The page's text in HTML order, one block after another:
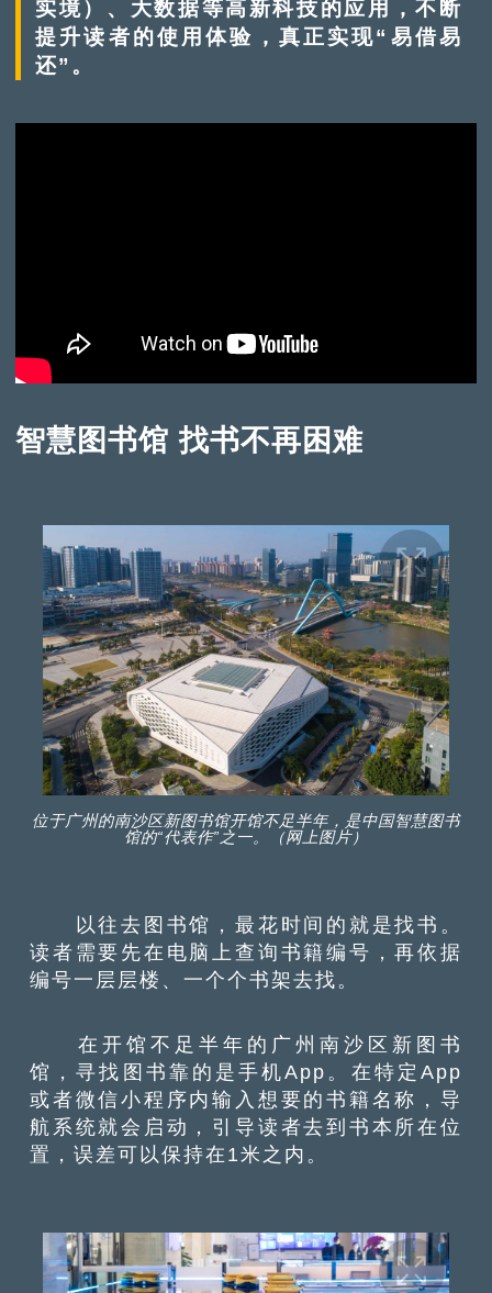
实境）、大数据等高新科技的应用，不断
提升读者的使用体验，真正实现“易借易
还”。
智慧图书馆 找书不再困难
位于广州的南沙区新图书馆开馆不足半年，是中国智慧图书
馆的“代表作”之一。（网上图片）
以往去图书馆，最花时间的就是找书。
读者需要先在电脑上查询书籍编号，再依据
编号一层层楼、一个个书架去找。
在开馆不足半年的广州南沙区新图书
馆，寻找图书靠的是手机App。在特定App
或者微信小程序内输入想要的书籍名称，导
航系统就会启动，引导读者去到书本所在位
置，误差可以保持在1米之内。